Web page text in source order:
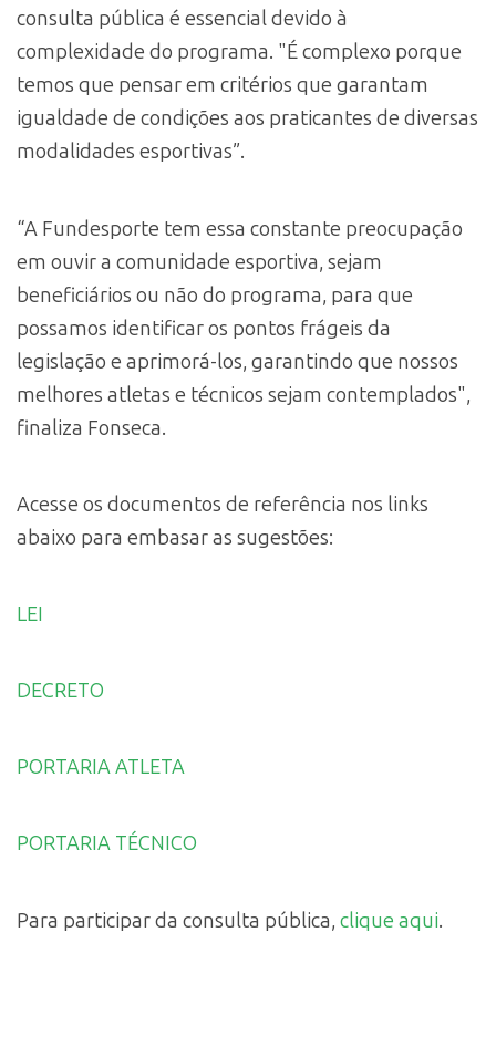
consulta pública é essencial devido à
complexidade do programa. "É complexo porque
temos que pensar em critérios que garantam
igualdade de condições aos praticantes de diversas
modalidades esportivas”.
“A Fundesporte tem essa constante preocupação
em ouvir a comunidade esportiva, sejam
beneficiários ou não do programa, para que
possamos identificar os pontos frágeis da
legislação e aprimorá-los, garantindo que nossos
melhores atletas e técnicos sejam contemplados",
finaliza Fonseca.
Acesse os documentos de referência nos links
abaixo para embasar as sugestões:
LEI
DECRETO
PORTARIA ATLETA
PORTARIA TÉCNICO
Para participar da consulta pública, clique aqui.